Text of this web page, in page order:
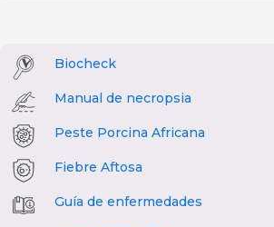
Biocheck
Manual de necropsia
Peste Porcina Africana
Fiebre Aftosa
Guía de enfermedades